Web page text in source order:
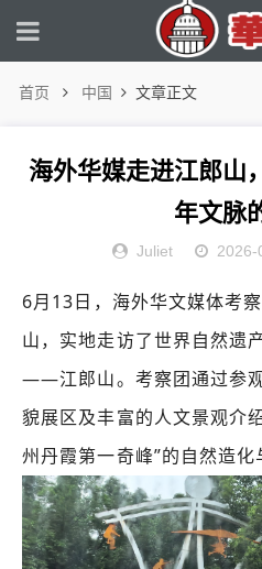
首页 中国 文章正文
海外华媒走进江郎山
年文脉
Juliet 2026-
6月13日，海外华文媒体考
山，实地走访了世界自然遗
——江郎山。考察团通过参
貌展区及丰富的人文景观介
州丹霞第一奇峰”的自然造化